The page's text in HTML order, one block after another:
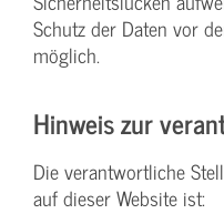
Schutz der Daten vor
möglich.
Hinweis zur
Die verantwortliche
auf dieser Website ist: